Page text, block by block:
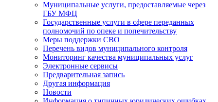
Муниципальные услуги, предоставляемые через
ГБУ МФЦ
Государственные услуги в сфере переданных
полномочий по опеке и попечительству
Меры поддержки СВО
Перечень видов муниципального контроля
Мониторинг качества муниципальных услуг
Электронные сервисы
Предварительная запись
Другая информация
Новости